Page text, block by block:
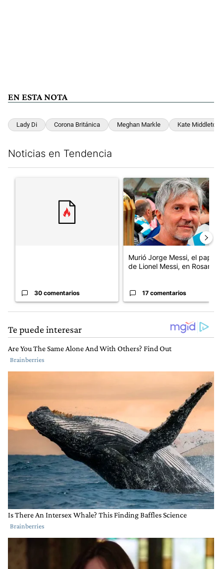
EN ESTA NOTA
Lady Di Corona Británica Meghan Markle Kate Middleton
Noticias en Tendencia
Un artículo de tendencia con el título "" con 30 comentarios.
30 comentarios
Un artículo de tendencia con
Murió Jorge Messi, el papá
de Lionel Messi, en Rosario
17 comentarios